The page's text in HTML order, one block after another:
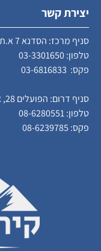
יצירת קשר
סניף מרכז: הסדנא 7 א.ת. חולון
טלפון:03-3301650
פקס: 03-6816833
סניף דרום: הפועלים 28, א.ת. עמק שרה באר שבע
טלפון:08-6280551
פקס: 08-6239785